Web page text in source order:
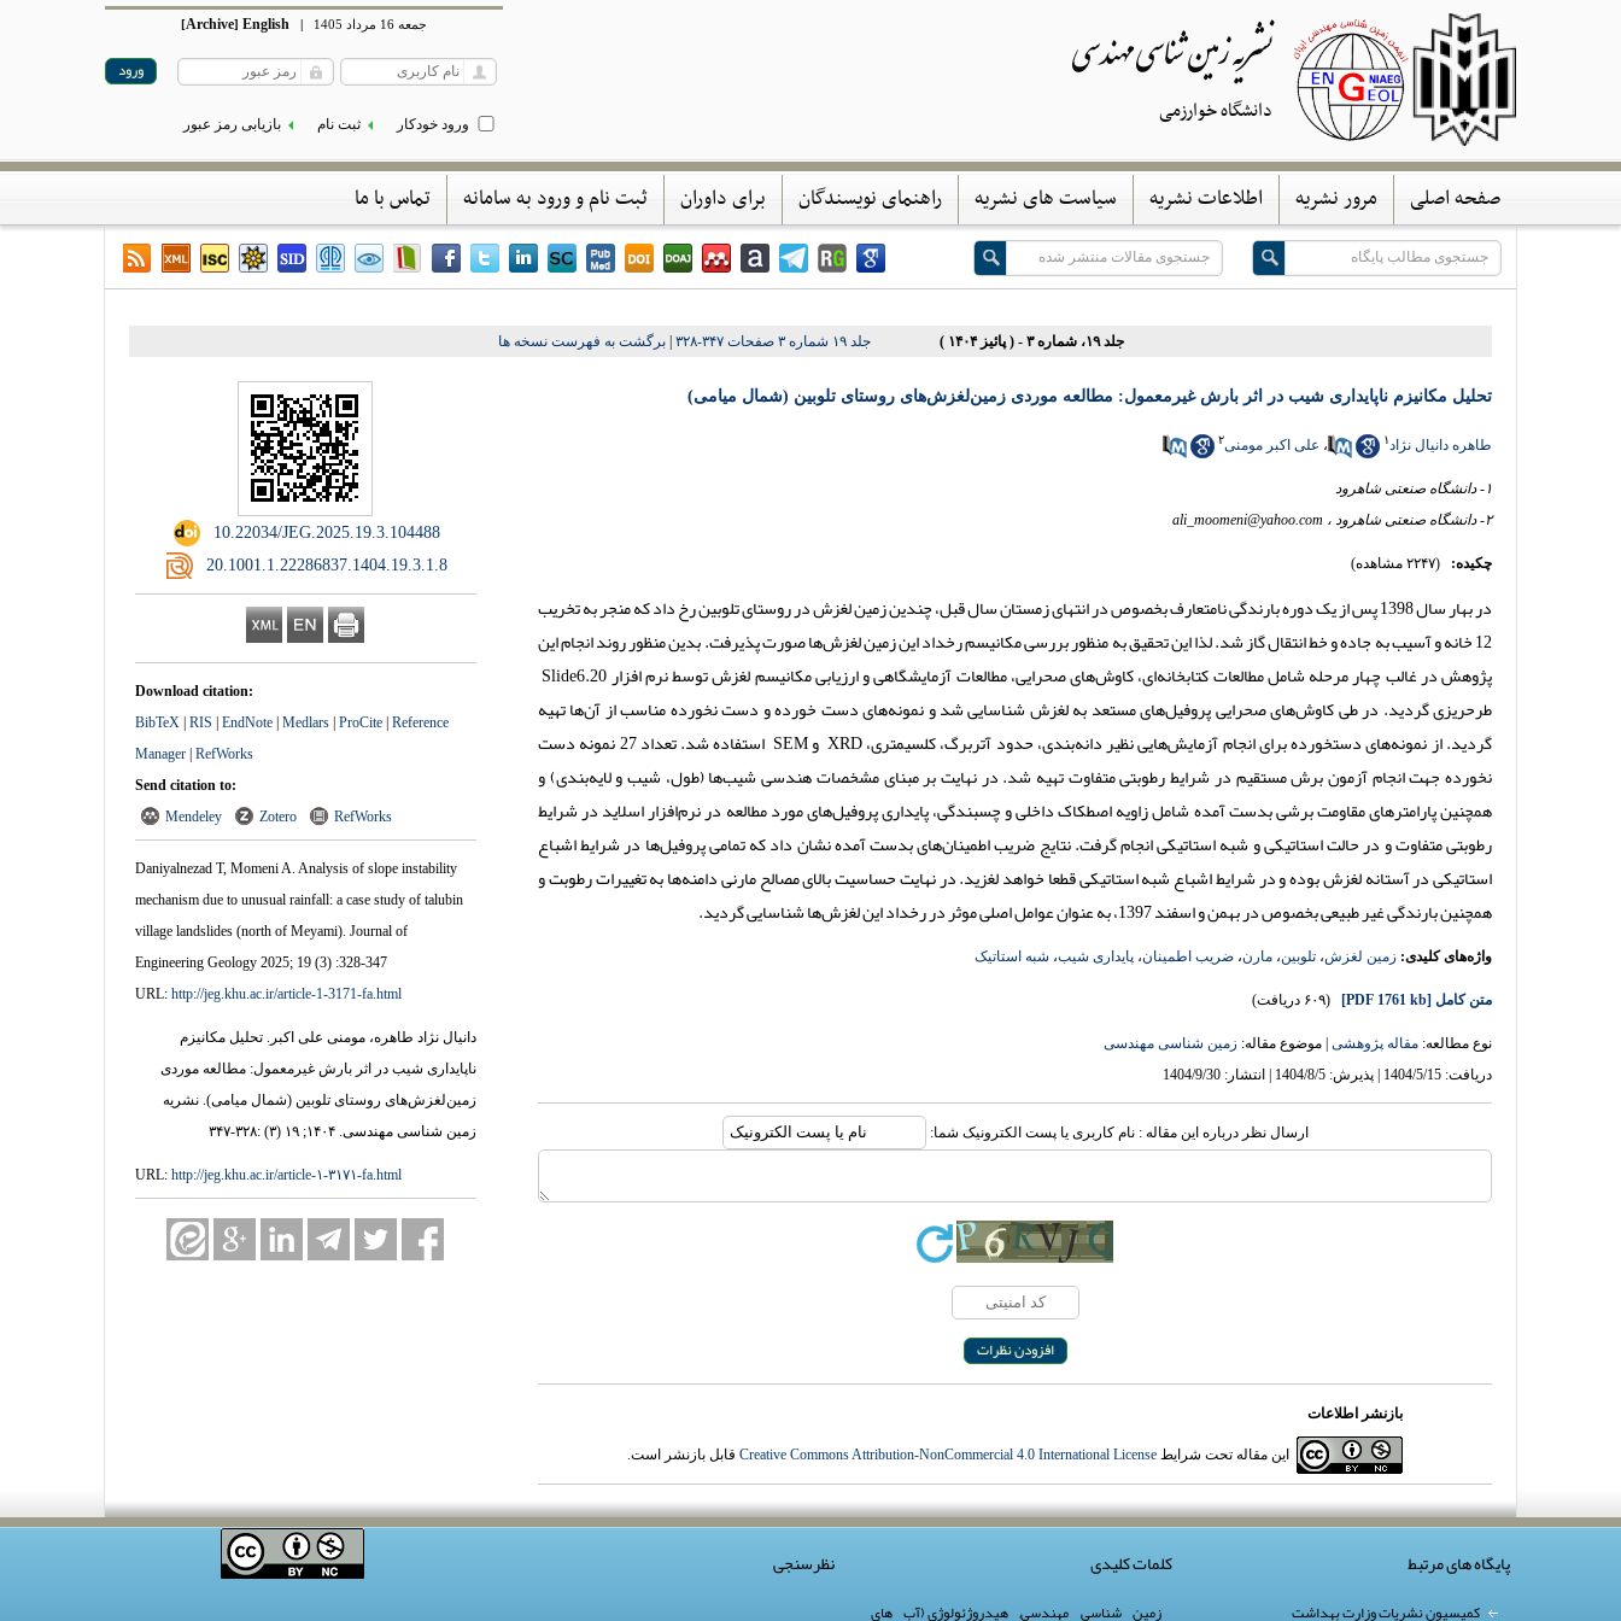
نشریه زمین شناسی مهندسی
دانشگاه خوارزمی
جمعه 16 مرداد 1405 |
English
[Archive]
ورود خودکار ثبت نام بازیابی رمز عبور
صفحه اصلی مرور نشریه اطلاعات نشریه سیاست های نشریه راهنمای نویسندگان برای داوران ثبت نام و ورود به سامانه تماس با ما
جلد ۱۹، شماره ۳ - ( پائیز ۱۴۰۴ ) جلد ۱۹ شماره ۳ صفحات ۳۴۷-۳۲۸ |برگشت به فهرست نسخه ها
‎ 10.22034/JEG.2025.19.3.104488
‎ 20.1001.1.22286837.1404.19.3.1.8
Download citation:
BibTeX | RIS | EndNote | Medlars | ProCite | Reference
Manager | RefWorks
Send citation to:
Mendeley
Zotero RefWorks
Daniyalnezad T, Momeni A. Analysis of slope instability
mechanism due to unusual rainfall: a case study of talubin
village landslides (north of Meyami). Journal of
Engineering Geology 2025; 19 (3) :328-347
URL: http://jeg.khu.ac.ir/article-1-3171-fa.html
دانیال نژاد طاهره، مومنی علی اکبر. تحلیل مکانیزم
ناپایداری شیب در اثر بارش غیرمعمول: مطالعه موردی
زمین‌لغزش‌های روستای تلوبین (شمال میامی). نشریه
زمین شناسی مهندسی. ۱۴۰۴; ۱۹ (۳) :۳۲۸-۳۴۷
URL: http://jeg.khu.ac.ir/article-۱-۳۱۷۱-fa.html
تحلیل مکانیزم ناپایداری شیب در اثر بارش غیرمعمول: مطالعه موردی زمین‌لغزش‌های روستای تلوبین (شمال میامی)
طاهره دانیال نژاد۱ ، علی اکبر مومنی۲
۱- دانشگاه صنعتی شاهرود
۲- دانشگاه صنعتی شاهرود ،
ali_moomeni@yahoo.com
چکیده: (۲۲۴۷ مشاهده)
در بهار سال 1398 پس از یک دوره بارندگی نامتعارف بخصوص در انتهای زمستان سال قبل، چندین زمین لغزش در روستای تلوبین رخ داد که منجر به تخریب
12 خانه و آسیب به جاده و خط انتقال گاز شد. لذا این تحقیق به منظور بررسی مکانیسم رخداد این زمین لغزش‌­ها صورت پذیرفت. بدین منظور روند انجام این
پژوهش در غالبچهار مرحله شامل مطالعات کتابخانه­‌ای، کاوشهای صحرایی، مطالعات آزمایشگاهی و ارزیابی مکانیسم لغزش توسط نرم ­افزارSlide6.20
طرح­ریزی گردید. در طی کاوش­‌های صحرایی پروفیل‌­های مستعد به لغزش شناسایی شد و نمونه‌های دست خورده و دست ­نخورده مناسب از آن‌ها تهیه
گردید. از نمونه‌های دست­خورده برای انجام آزمایش­‌هایی نظیر
دانه­‌بندی، حدود آتربرگ، کلسیمتری، XRD و SEM استفاده شد. تعداد 27 نمونه دست
نخورده جهت انجام آزمون برش مستقیم در شرایط رطوبتی متفاوت تهیه شد. در نهایت بر مبنای مشخصات هندسی شیب­‌ها (طول، شیب و لایه‌بندی) و
همچنین پارامترهای مقاومت برشیبدست آمدهشامل زاویه اصطکاک داخلی و چسبندگی، پایداری پروفیل­‌های مورد مطالعه در نرم‌­افزار اسلایددر شرایط
رطوبتی متفاوت و در حالت استاتیکی و شبه استاتیکی انجام گرفت.نتایج ضریب اطمینان­‌های بدست آمده نشان داد که تمامی پروفیل­‌ها در شرایط اشباع
استاتیکی در آستانه لغزش بوده و در شرایط اشباع شبه استاتیکی قطعا خواهد لغزید. در نهایت حساسیت بالای مصالح مارنی دامنه­‌ها به تغییرات رطوبت و
همچنین بارندگی غیر طبیعی بخصوص در بهمن و اسفند 1397، به عنوان عوامل اصلی موثر در رخداد این لغزش‌­ها شناسایی گردید.
واژه‌های کلیدی: زمین لغزش، تلوبین، مارن، ضریب اطمینان، پایداری شیب، شبه استاتیک
متن کامل [PDF 1761 kb] (۶۰۹ دریافت)
نوع مطالعه: مقاله پژوهشی | موضوع مقاله: زمین شناسی مهندسی
دریافت: 1404/5/15 | پذیرش: 1404/8/5 | انتشار: 1404/9/30
ارسال نظر درباره این مقاله : نام کاربری یا پست الکترونیک شما:
بازنشر اطلاعات
این مقاله تحت شرایط Creative Commons Attribution-NonCommercial 4.0 International License قابل بازنشر است.
پایگاه های مرتبط
کمیسیون نشریات وزارت بهداشت
کلمات کلیدی
زمین شناسی مهندسی, هیدروژئولوژی (آب های
نظرسنجی